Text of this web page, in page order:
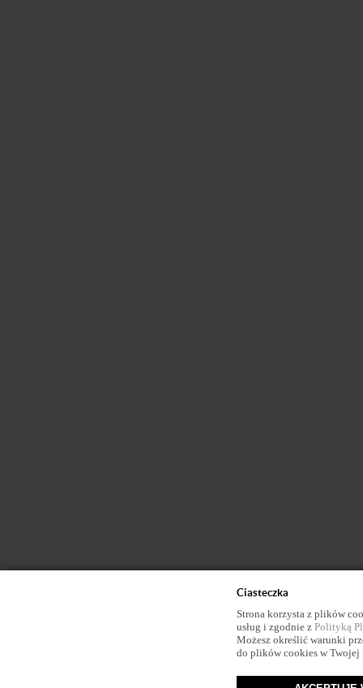
Ciasteczka
Strona korzysta z plików
usług i zgodnie z Polityką
Możesz określić warunki
do plików cookies w Twojej